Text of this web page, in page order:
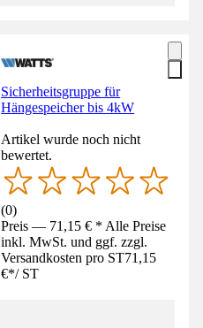
Sicherheitsgruppe für
Hängespeicher bis 4kW
Artikel wurde noch nicht
bewertet.
(0)
Preis — 71,15 € * Alle Preise
inkl. MwSt. und ggf. zzgl.
Versandkosten pro ST71,15
€*/ ST